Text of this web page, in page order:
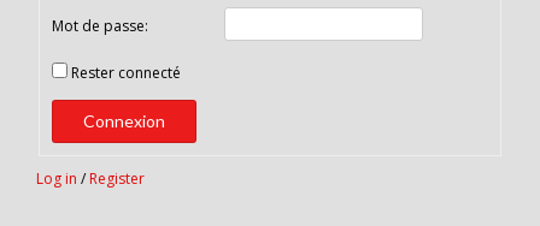
Mot de passe:
Rester connecté
Connexion
Log in / Register